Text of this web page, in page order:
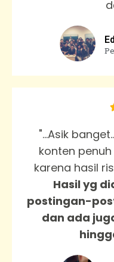
"...Asik
konten
karena hasil
Hasil yg
postingan-
dan ada